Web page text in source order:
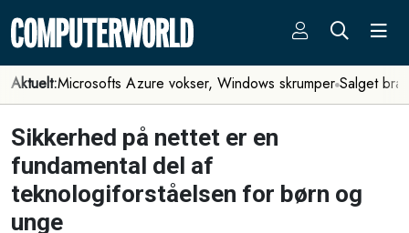
Aktuelt:Microsofts Azure vokser, Windows skrumper Salget
Sikkerhed på nettet er en
fundamental del af
teknologiforståelsen for børn og
unge